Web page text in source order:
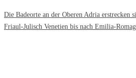
Die Badeorte an der Oberen Adria erstrecken
Friaul-Julisch Venetien bis nach Emilia-